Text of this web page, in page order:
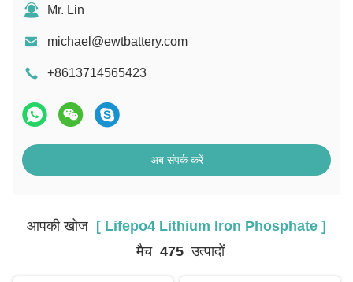
Mr. Lin
michael@ewtbattery.com
+8613714565423
अब संपर्क करें
आपकी खोज [ Lifepo4 Lithium Iron Phosphate ]
मैच 475 उत्पादों